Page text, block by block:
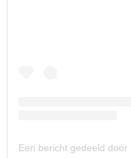
Een bericht gedeeld door